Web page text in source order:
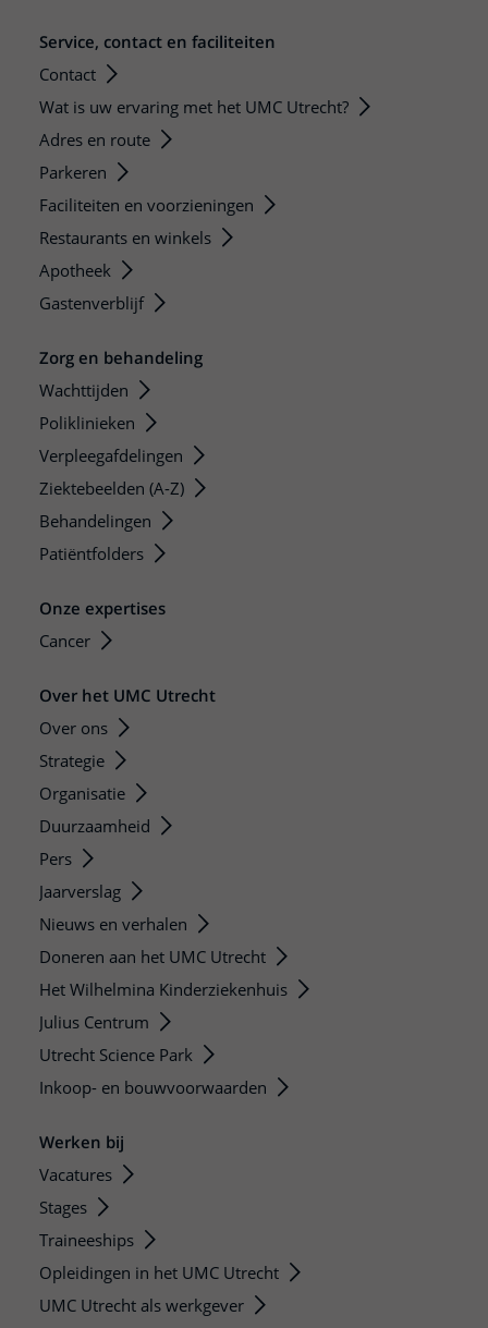
Service, contact en faciliteiten
Contact
Wat is uw ervaring met het UMC Utrecht?
Adres en route
Parkeren
Faciliteiten en voorzieningen
Restaurants en winkels
Apotheek
Gastenverblijf
Zorg en behandeling
Wachttijden
Poliklinieken
Verpleegafdelingen
Ziektebeelden (A-Z)
Behandelingen
Patiëntfolders
Onze expertises
Cancer
Over het UMC Utrecht
Over ons
Strategie
Organisatie
Duurzaamheid
Pers
Jaarverslag
Nieuws en verhalen
Doneren aan het UMC Utrecht
Het Wilhelmina Kinderziekenhuis
Julius Centrum
Utrecht Science Park
Inkoop- en bouwvoorwaarden
Werken bij
Vacatures
Stages
Traineeships
Opleidingen in het UMC Utrecht
UMC Utrecht als werkgever